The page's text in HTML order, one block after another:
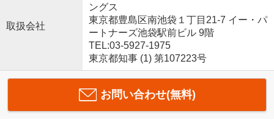
取扱会社
ングス
東京都豊島区南池袋１丁目21-7 イー・パ
ートナーズ池袋駅前ビル 9階
TEL:03-5927-1975
東京都知事 (1) 第107223号
お問い合わせ(無料)